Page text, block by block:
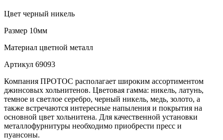
Цвет черный никель
Размер 10мм
Материал цветной металл
Артикул 69093
Компания ПРОТОС располагает широким ассортиментом
джинсовых хольнитенов. Цветовая гамма: никель, латунь,
темное и светлое серебро, черный никель, медь, золото, а
также встречаются интересные напыления и покрытия на
основной цвет хольнитена. Для качественной установки
металлофурнитуры необходимо приобрести пресс и
пуансоны.